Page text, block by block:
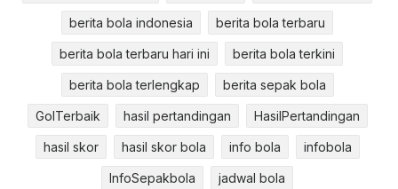
berita bola indonesia berita bola terbaru
berita bola terbaru hari ini berita bola terkini
berita bola terlengkap berita sepak bola
GolTerbaik hasil pertandingan HasilPertandingan
hasil skor hasil skor bola info bola infobola
InfoSepakbola jadwal bola